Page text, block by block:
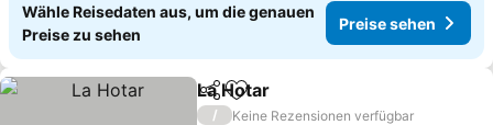
Wähle Reisedaten aus, um die genauen
Preise zu sehen
Preise sehen
TeilenZu Favoriten hinzufügen
La Hotar
/
Keine Rezensionen verfügbar